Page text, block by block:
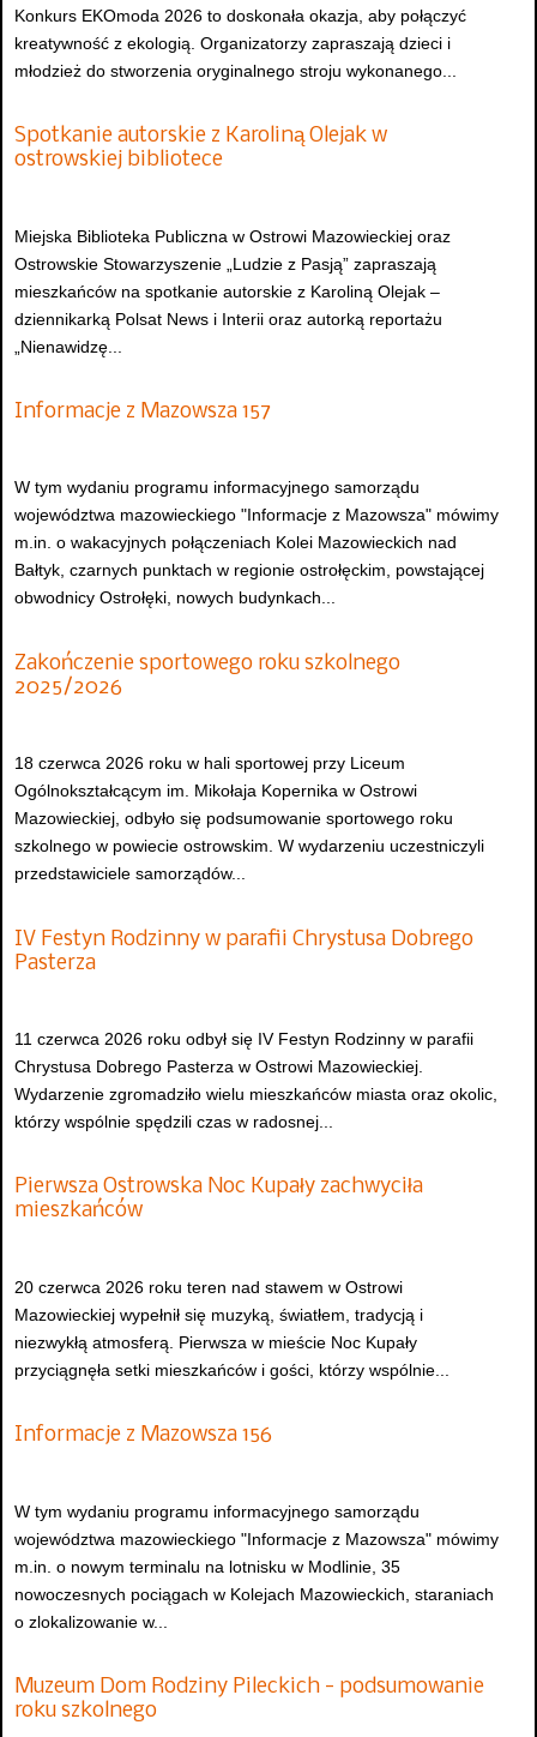
Konkurs EKOmoda 2026 to doskonała okazja, aby połączyć
kreatywność z ekologią. Organizatorzy zapraszają dzieci i
młodzież do stworzenia oryginalnego stroju wykonanego...
Spotkanie autorskie z Karoliną Olejak w
ostrowskiej bibliotece
Miejska Biblioteka Publiczna w Ostrowi Mazowieckiej oraz
Ostrowskie Stowarzyszenie „Ludzie z Pasją” zapraszają
mieszkańców na spotkanie autorskie z Karoliną Olejak –
dziennikarką Polsat News i Interii oraz autorką reportażu
„Nienawidzę...
Informacje z Mazowsza 157
W tym wydaniu programu informacyjnego samorządu
województwa mazowieckiego "Informacje z Mazowsza" mówimy
m.in. o wakacyjnych połączeniach Kolei Mazowieckich nad
Bałtyk, czarnych punktach w regionie ostrołęckim, powstającej
obwodnicy Ostrołęki, nowych budynkach...
Zakończenie sportowego roku szkolnego
2025/2026
18 czerwca 2026 roku w hali sportowej przy Liceum
Ogólnokształcącym im. Mikołaja Kopernika w Ostrowi
Mazowieckiej, odbyło się podsumowanie sportowego roku
szkolnego w powiecie ostrowskim. W wydarzeniu uczestniczyli
przedstawiciele samorządów...
IV Festyn Rodzinny w parafii Chrystusa Dobrego
Pasterza
11 czerwca 2026 roku odbył się IV Festyn Rodzinny w parafii
Chrystusa Dobrego Pasterza w Ostrowi Mazowieckiej.
Wydarzenie zgromadziło wielu mieszkańców miasta oraz okolic,
którzy wspólnie spędzili czas w radosnej...
Pierwsza Ostrowska Noc Kupały zachwyciła
mieszkańców
20 czerwca 2026 roku teren nad stawem w Ostrowi
Mazowieckiej wypełnił się muzyką, światłem, tradycją i
niezwykłą atmosferą. Pierwsza w mieście Noc Kupały
przyciągnęła setki mieszkańców i gości, którzy wspólnie...
Informacje z Mazowsza 156
W tym wydaniu programu informacyjnego samorządu
województwa mazowieckiego "Informacje z Mazowsza" mówimy
m.in. o nowym terminalu na lotnisku w Modlinie, 35
nowoczesnych pociągach w Kolejach Mazowieckich, staraniach
o zlokalizowanie w...
Muzeum Dom Rodziny Pileckich - podsumowanie
roku szkolnego